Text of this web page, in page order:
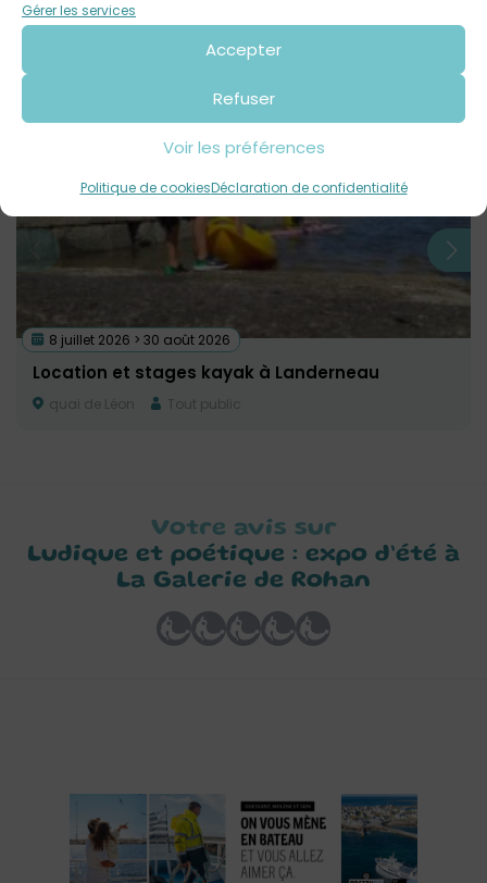
Gérer les services
Accepter
Refuser
Voir les préférences
Politique de cookiesDéclaration de confidentialité
Contact : 02 56 31 28 15
Autres événementsà venir
8 juillet 2026 > 30 août 2026
Location et stages kayak à Landerneau
quai de Léon Tout public
Votre avis sur
Ludique et poétique : expo d’été à
La Galerie de Rohan